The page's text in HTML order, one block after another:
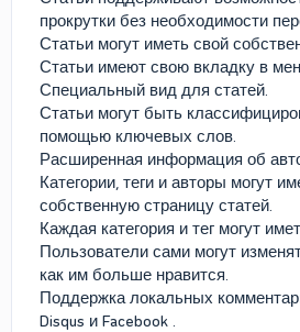
прокрутки без необходимости
Статьи могут иметь свой
Статьи имеют свою вкладку в
Специальный вид для статей.
Статьи могут быть
помощью ключевых слов.
Расширенная информация об
Категории, теги и авторы могут
собственную страницу статей.
Каждая категория и тег могут
Пользователи сами могут
как им больше нравится.
Поддержка локальных
Disqus и Facebook .